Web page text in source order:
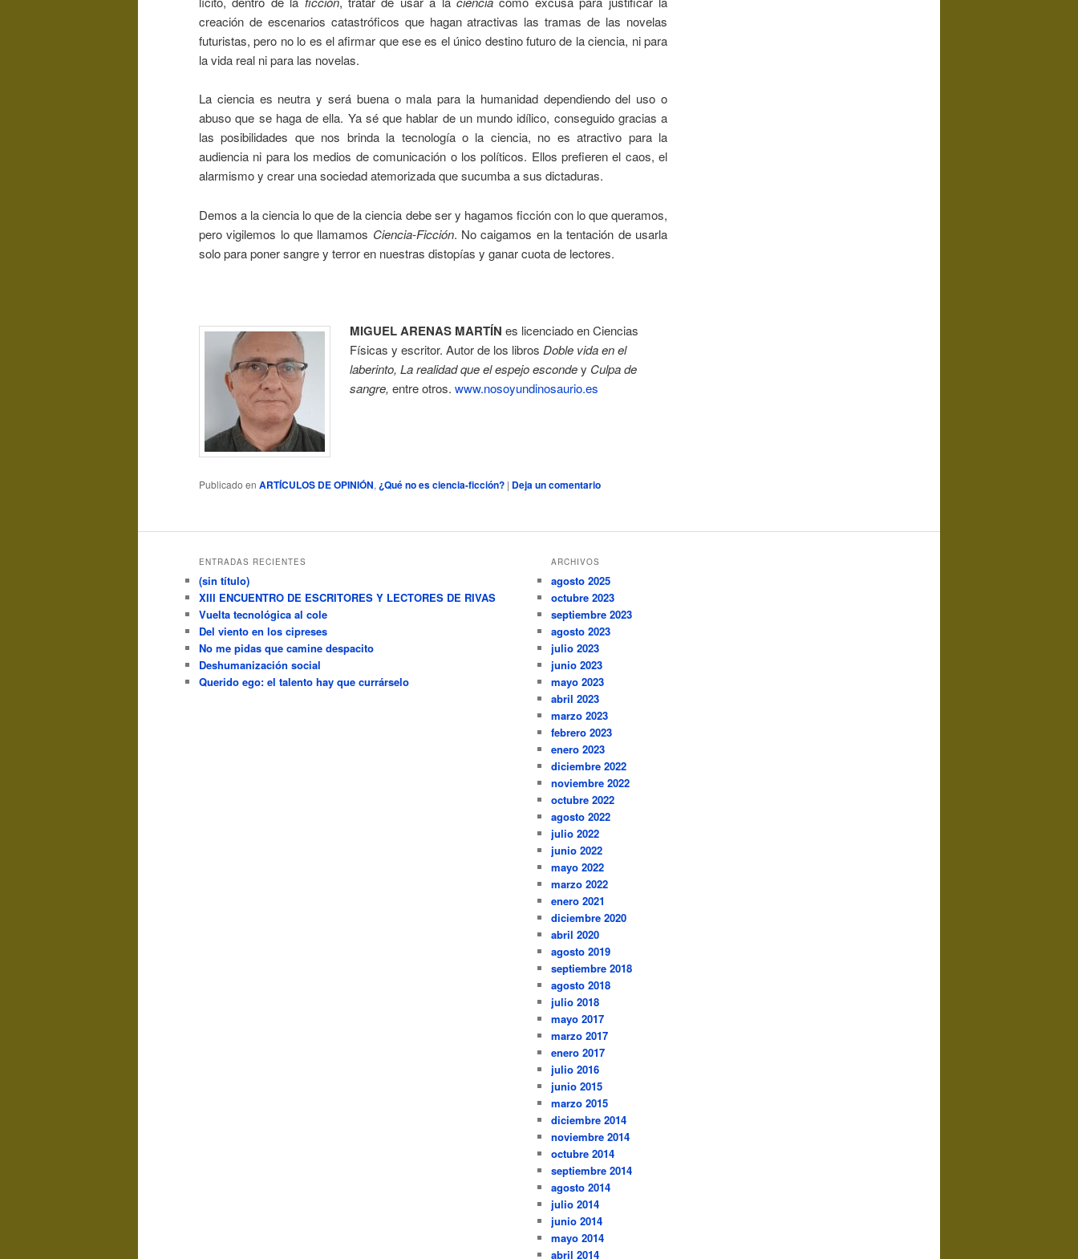
creación de escenarios catastróficos que hagan atractivas las tramas de las novelas
futuristas, pero no lo es el afirmar que ese es el único destino futuro de la ciencia, ni para
la vida real ni para las novelas.
La ciencia es neutra y será buena o mala para la humanidad dependiendo del uso o
abuso que se haga de ella. Ya sé que hablar de un mundo idílico, conseguido gracias a
las posibilidades que nos brinda la tecnología o la ciencia, no es atractivo para la
audiencia ni para los medios de comunicación o los políticos. Ellos prefieren el caos, el
alarmismo y crear una sociedad atemorizada que sucumba a sus dictaduras.
Demos a la ciencia lo que de la ciencia debe ser y hagamos ficción con lo que queramos,
pero vigilemos lo que llamamos Ciencia-Ficción. No caigamos en la tentación de usarla
solo para poner sangre y terror en nuestras distopías y ganar cuota de lectores.
MIGUEL ARENAS MARTÍN es licenciado en Ciencias
Físicas y escritor. Autor de los librosDoble vida en el
laberinto, La realidad que el espejo escondey Culpa de
sangre,entre otros.www.nosoyundinosaurio.es
Publicado en ARTÍCULOS DE OPINIÓN, ¿Qué no es ciencia-ficción? | Deja un comentario
ENTRADAS RECIENTES
(sin título)
XIII ENCUENTRO DE ESCRITORES Y LECTORES DE RIVAS
Vuelta tecnológica al cole
Del viento en los cipreses
No me pidas que camine despacito
Deshumanización social
Querido ego: el talento hay que currárselo
ARCHIVOS
agosto 2025
octubre 2023
septiembre 2023
agosto 2023
julio 2023
junio 2023
mayo 2023
abril 2023
marzo 2023
febrero 2023
enero 2023
diciembre 2022
noviembre 2022
octubre 2022
agosto 2022
julio 2022
junio 2022
mayo 2022
marzo 2022
enero 2021
diciembre 2020
abril 2020
agosto 2019
septiembre 2018
agosto 2018
julio 2018
mayo 2017
marzo 2017
enero 2017
julio 2016
junio 2015
marzo 2015
diciembre 2014
noviembre 2014
octubre 2014
septiembre 2014
agosto 2014
julio 2014
junio 2014
mayo 2014
abril 2014